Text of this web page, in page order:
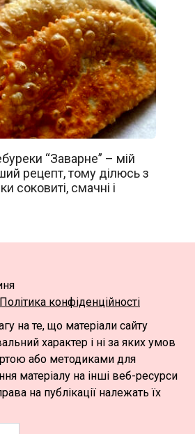
“Заварне” – мій
рецепт, тому ділюсь з
соковиті, смачні і
Політика конфіденційності
на те, що матеріали сайту
характер і ні за яких умов
або методиками для
матеріалу на інші веб-ресурси
на публікації належать їх